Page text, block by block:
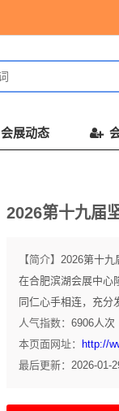
会展动态
2026第十九届
【简介】 2026第十九
在合肥滨湖会展中心
同仁心手相连，充分
人气指数： 6906人次
本页面网址：
http://
最后更新： 2026-01-